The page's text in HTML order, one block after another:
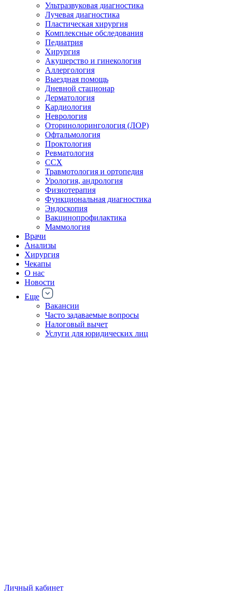
Ультразвуковая диагностика
Лучевая диагностика
Пластическая хирургия
Комплексные обследования
Педиатрия
Хирургия
Акушерство и гинекология
Аллергология
Выездная помощь
Дневной стационар
Дерматология
Кардиология
Неврология
Оторинолорингология (ЛОР)
Офтальмология
Проктология
Ревматология
ССХ
Травмотология и ортопедия
Урология, андрология
Физиотерапия
Функциональная диагностика
Эндоскопия
Вакцинопрофилактика
Маммология
Врачи
Анализы
Хирургия
Чекапы
О нас
Новости
Еще
Вакансии
Часто задаваемые вопросы
Налоговый вычет
Услуги для юридических лиц
Личный кабинет